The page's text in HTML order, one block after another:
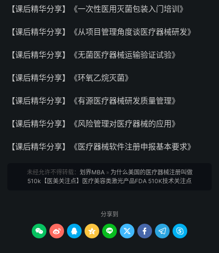
【课后精华分享】《一次性医用灭菌包装入门培训》
【课后精华分享】《从项目管理角度谈医疗器械研发》
【课后精华分享】《无菌医疗器械运输验证试验》
【课后精华分享】《环氧乙烷灭菌》
【课后精华分享】《有源医疗器械研发质量管理》
【课后精华分享】《风险管理对医疗器械的应用》
【课后精华分享】《医疗器械软件注册申报基本要求》
未经允许不得转载： 划界MBA» 为什么美国的医疗器械注册叫做
510k【医美关注点】医疗美容类激光产品FDA 510K技术关注点
分享到
        